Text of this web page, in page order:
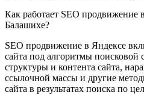
Как работает SEO продвижение
Балашихе?
SEO продвижение в Яндексе
сайта под алгоритмы поисковой
структуры и контента сайта,
ссылочной массы и другие
сайта в результатах поиска по